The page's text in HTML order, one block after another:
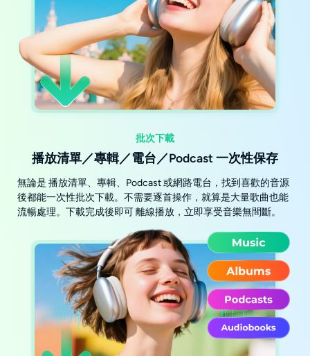
批次下載
播放清單／專輯／電台／Podcast 一次性保存
無論是 播放清單、專輯、Podcast 或網路電台，找到喜歡的音源
後都能一次性批次下載。不需要逐首操作，就算是大量歌曲也能
流暢處理。下載完成後即可 離線播放，立即享受音樂無間斷。